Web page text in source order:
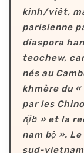
kinh/viêt,
parisienne
diaspora
teochew,
nés au
khmère du
par les
ស៊ុង » et la
nam bộ ».
sud-